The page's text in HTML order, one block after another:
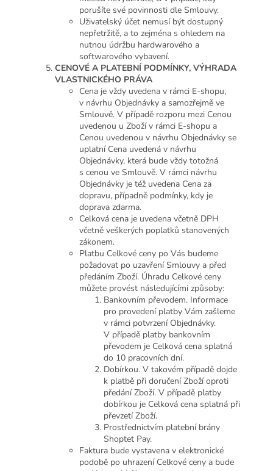
porušíte své povinnosti dle Smlouvy.
Uživatelský účet nemusí být dostupný
nepřetržitě, a to zejména s ohledem na
nutnou údržbu hardwarového a
softwarového vybavení.
CENOVÉ A PLATEBNÍ PODMÍNKY, VÝHRADA
VLASTNICKÉHO PRÁVA
Cena je vždy uvedena v rámci E-shopu,
v návrhu Objednávky a samozřejmě ve
Smlouvě. V případě rozporu mezi Cenou
uvedenou u Zboží v rámci E-shopu a
Cenou uvedenou v návrhu Objednávky se
uplatní Cena uvedená v návrhu
Objednávky, která bude vždy totožná
s cenou ve Smlouvě. V rámci návrhu
Objednávky je též uvedena Cena za
dopravu, případně podmínky, kdy je
doprava zdarma.
Celková cena je uvedena včetně DPH
včetně veškerých poplatků stanovených
zákonem.
Platbu Celkové ceny po Vás budeme
požadovat po uzavření Smlouvy a před
předáním Zboží. Úhradu Celkové ceny
můžete provést následujícími způsoby:
Bankovním převodem. Informace
pro provedení platby Vám zašleme
v rámci potvrzení Objednávky.
V případě platby bankovním
převodem je Celková cena splatná
do 10 pracovních dní.
Dobírkou. V takovém případě dojde
k platbě při doručení Zboží oproti
předání Zboží. V případě platby
dobírkou je Celková cena splatná při
převzetí Zboží.
Prostřednictvím platební brány
Shoptet Pay.
Faktura bude vystavena v elektronické
podobě po uhrazení Celkové ceny a bude